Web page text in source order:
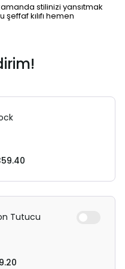
stilinizi yansıtmak
kılıfı hemen
Tutucu